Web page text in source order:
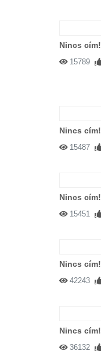
Nincs cím!
15789
Nincs cím!
15487
Nincs cím!
15451
Nincs cím!
42243
Nincs cím!
36132